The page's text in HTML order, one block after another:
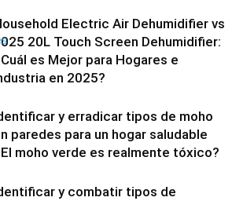
Electric Air Dehumidifier vs
20L Touch Screen Dehumidifier:
es Mejor para Hogares e
en 2025?
y erradicar tipos de moho
paredes para un hogar saludable
moho verde es realmente tóxico?
y combatir tipos de